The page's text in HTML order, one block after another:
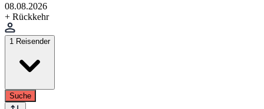
08.08.2026
+ Rückkehr
1 Reisender
Suche